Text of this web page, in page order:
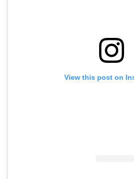
View this post on